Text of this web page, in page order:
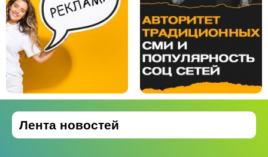
Лента новостей